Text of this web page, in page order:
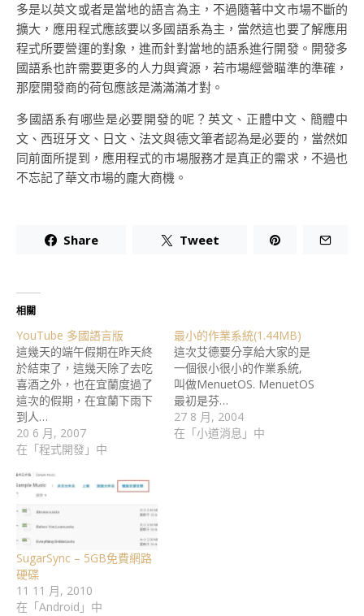
多是以英文或者是當地的語言為主，不過隨著中文市場不斷的
擴大，應用程式應該要以多國語系為主，當然這也要了解應用
程式所要營運的對象，進而針對當地的語系進行開發。開發多
國語系也許需要更多的人力與資源，若市場經營瞄準的準確，
那麼開發商的荷包應該是滿滿滿才對。
多國語系有哪些是必要開發的呢？英文、正體中文、簡體中
文、西班牙文、日文、法文與德文筆者認為是必要的，當然如
同前面所提到，應用程式的市場服務才是真正的需求，不過也
不忘記了華文市場的龐大商機。
Share Tweet
相關
YouTube 多國語言版
這幾天的端午假期在昨天終
於結束了，這幾天除了去吃
喜酒之外，也在宜蘭度過了
這次的假期，在宜蘭下雨下
到人…
20 6 月, 2007
在「程式開發」中
最小的作業系統(1.44MB)
這次艾德要分享給大家的是
一個很小很小的作業系統,
叫做MenuetOS. MenuetOS
最初是芬…
27 8 月, 2004
在「小道消息」中
SugarSync – 5GB免費網路
硬碟
11 11 月, 2010
在「Android」中